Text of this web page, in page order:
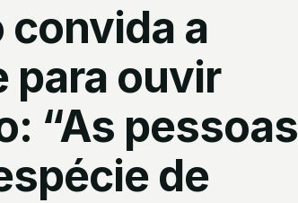
convida a
para ouvir
“As pessoas
de